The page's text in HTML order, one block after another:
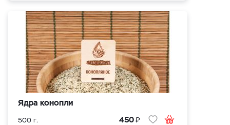
Ядра конопли
500 г. 450₽